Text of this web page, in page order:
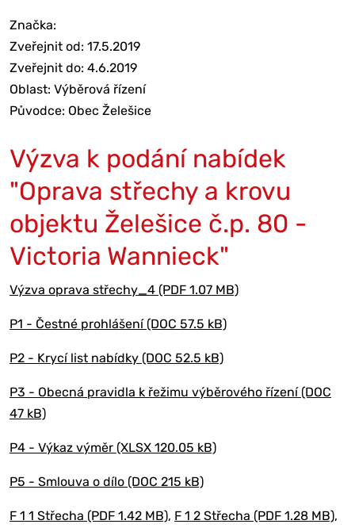
Značka:
Zveřejnit od: 17.5.2019
Zveřejnit do: 4.6.2019
Oblast: Výběrová řízení
Původce: Obec Želešice
Výzva k podání nabídek
"Oprava střechy a krovu
objektu Želešice č.p. 80 -
Victoria Wannieck"
Výzva oprava střechy_4 (PDF 1.07 MB)
P1 - Čestné prohlášení (DOC 57.5 kB)
P2 - Krycí list nabídky (DOC 52.5 kB)
P3 - Obecná pravidla k řežimu výběrového řízení (DOC
47 kB)
P4 - Výkaz výměr (XLSX 120.05 kB)
P5 - Smlouva o dílo (DOC 215 kB)
F 1 1 Střecha (PDF 1.42 MB), F 1 2 Střecha (PDF 1.28 MB),